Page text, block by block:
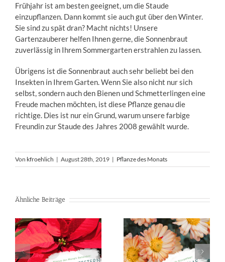
Frühjahr ist am besten geeignet, um die Staude
einzupflanzen. Dann kommt sie auch gut über den Winter.
Sie sind zu spät dran? Macht nichts! Unsere
Gartenzauberer helfen Ihnen gerne, die Sonnenbraut
zuverlässig in Ihrem Sommergarten erstrahlen zu lassen.
Übrigens ist die Sonnenbraut auch sehr beliebt bei den
Insekten in Ihrem Garten. Wenn Sie also nicht nur sich
selbst, sondern auch den Bienen und Schmetterlingen eine
Freude machen möchten, ist diese Pflanze genau die
richtige. Dies ist nur ein Grund, warum unsere farbige
Freundin zur Staude des Jahres 2008 gewählt wurde.
Von kfroehlich | August 28th, 2019 | Pflanze des Monats
Ähnliche Beiträge
Pflanze des
Monats
Pflanze des